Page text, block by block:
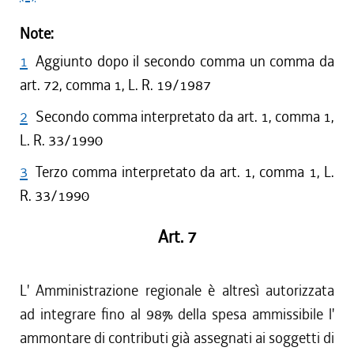
Note:
1 Aggiunto dopo il secondo comma un comma da
art. 72, comma 1, L. R. 19/1987
2 Secondo comma interpretato da art. 1, comma 1,
L. R. 33/1990
3 Terzo comma interpretato da art. 1, comma 1, L.
R. 33/1990
Art. 7
L' Amministrazione regionale è altresì autorizzata
ad integrare fino al 98% della spesa ammissibile l'
ammontare di contributi già assegnati ai soggetti di